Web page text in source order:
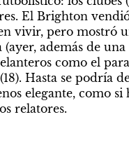
El Brighton
vivir, pero mostró
además de
como el
Hasta se podría
elegante, como
relatores.